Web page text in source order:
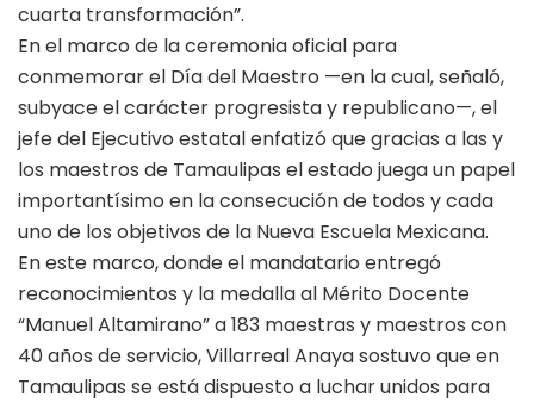
cuarta transformación”.
En el marco de la ceremonia oficial para
conmemorar el Día del Maestro —en la cual, señaló,
subyace el carácter progresista y republicano—, el
jefe del Ejecutivo estatal enfatizó que gracias a las y
los maestros de Tamaulipas el estado juega un papel
importantísimo en la consecución de todos y cada
uno de los objetivos de la Nueva Escuela Mexicana.
En este marco, donde el mandatario entregó
reconocimientos y la medalla al Mérito Docente
“Manuel Altamirano” a 183 maestras y maestros con
40 años de servicio, Villarreal Anaya sostuvo que en
Tamaulipas se está dispuesto a luchar unidos para